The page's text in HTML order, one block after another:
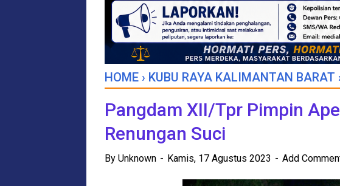
HOME › KUBU RAYA KALIMANTAN BARAT
Pangdam XII/Tpr Pimpin
Renungan Suci
By Unknown Kamis, 17 Agustus 2023 Add